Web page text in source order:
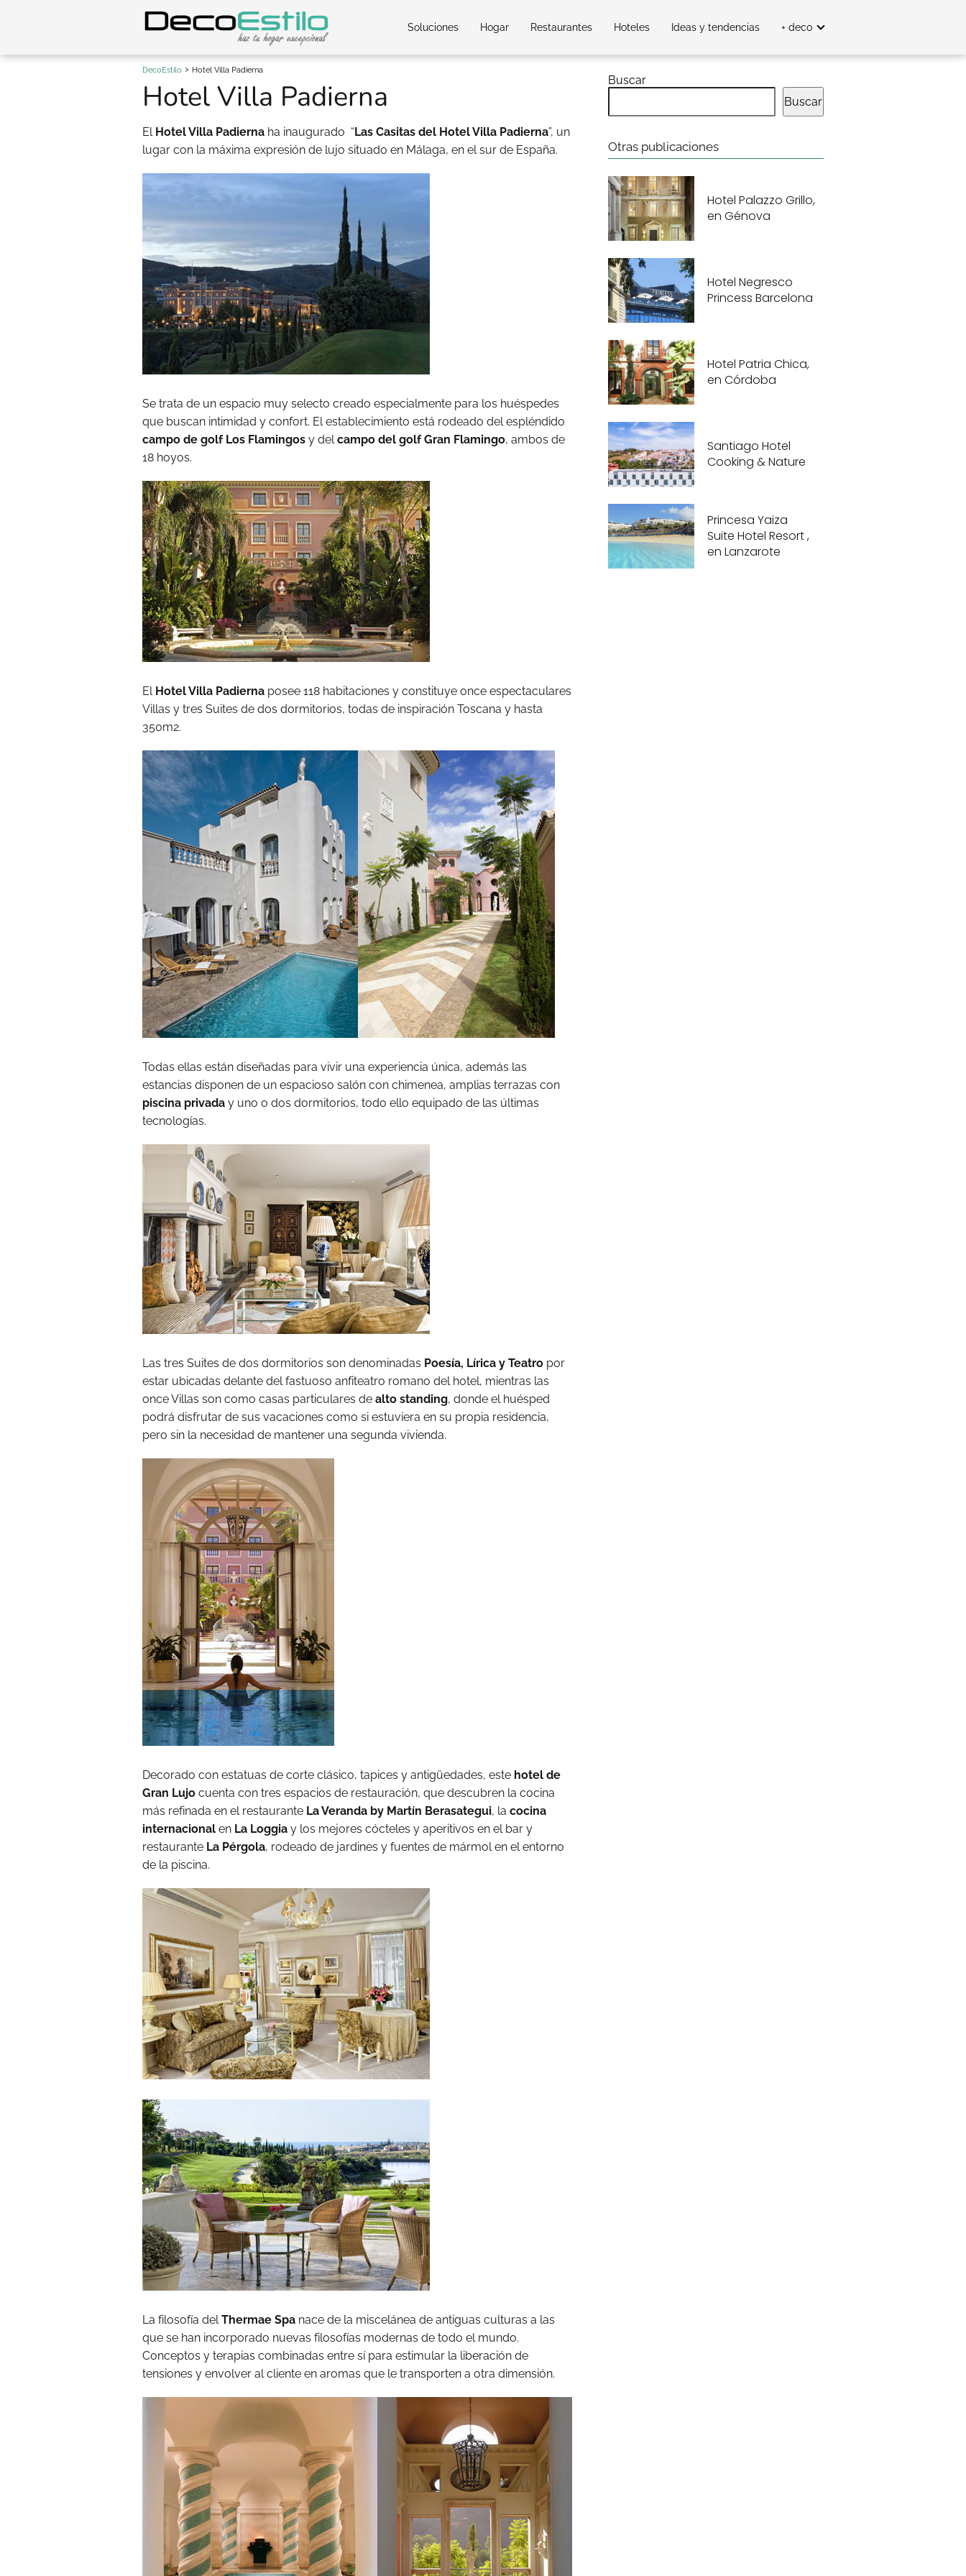
Soluciones Hogar Restaurantes Hoteles Ideas y tendencias + deco
DecoEstilo Hotel Villa Padierna
Hotel Villa Padierna
El Hotel Villa Padierna ha inaugurado “Las Casitas del Hotel Villa Padierna”, un
lugar con la máxima expresión de lujo situado en Málaga, en el sur de España.
Se trata de un espacio muy selecto creado especialmente para los huéspedes
que buscan intimidad y confort. El establecimiento está rodeado del espléndido
campo de golf Los Flamingos y delcampo del golf Gran Flamingo, ambos de
18 hoyos.
El Hotel Villa Padierna posee 118 habitaciones y constituye once espectaculares
Villas y tres Suites de dos dormitorios, todas de inspiración Toscana y hasta
350m2.
Todas ellas están diseñadas para vivir una experiencia única, además las
estancias disponen de un espacioso salón con chimenea, amplias terrazas con
piscina privada y uno o dos dormitorios, todo ello equipado de las últimas
tecnologías.
Las tres Suites de dos dormitorios son denominadas Poesía, Lírica y Teatro por
estar ubicadas delante del fastuoso anfiteatro romano del hotel, mientras las
once Villas son como casas particulares de alto standing, donde el huésped
podrá disfrutar de sus vacaciones como si estuviera en su propia residencia,
pero sin la necesidad de mantener una segunda vivienda.
Decorado con estatuas de corte clásico, tapices y antigüedades, este hotel de
Gran Lujo cuenta con tres espacios de restauración, que descubren la cocina
más refinada en el restaurante La Veranda by Martín Berasategui, la cocina
internacional en La Loggia y los mejores cócteles y aperitivos en el bar y
restaurante La Pérgola, rodeado de jardines y fuentes de mármol en el entorno
de la piscina.
La filosofía delThermae Spa nace de la miscelánea de antiguas culturas a las
que se han incorporado nuevas filosofías modernas de todo el mundo.
Conceptos y terapias combinadas entre sí para estimular la liberación de
tensiones y envolver al cliente en aromas que le transporten a otra dimensión.
Buscar
Buscar
Otras publicaciones
Hotel Palazzo Grillo,
en Génova
Hotel Negresco
Princess Barcelona
Hotel Patria Chica,
en Córdoba
Santiago Hotel
Cooking & Nature
Princesa Yaiza
Suite Hotel Resort ,
en Lanzarote